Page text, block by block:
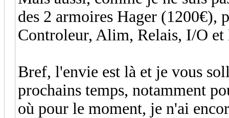
des 2 armoires Hager (1200€),
Controleur, Alim, Relais, I/O
Bref, l'envie est là et je vous
prochains temps, notamment
où pour le moment, je n'ai